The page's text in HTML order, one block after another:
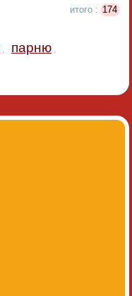
итого : 174
, парню ,